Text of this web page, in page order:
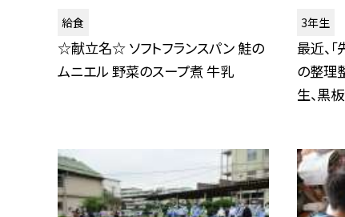
給食
☆献立名☆ ソフトフランスパン 鮭の
ムニエル 野菜のスープ煮 牛乳
3年生
最近、
の整理
生、黒